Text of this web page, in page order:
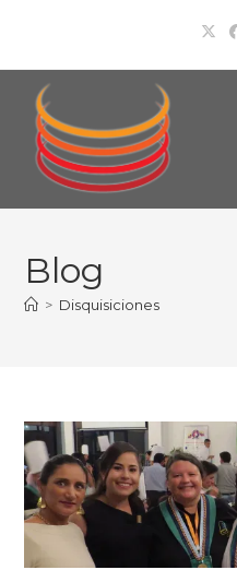
contenido
Blog
> Disquisiciones